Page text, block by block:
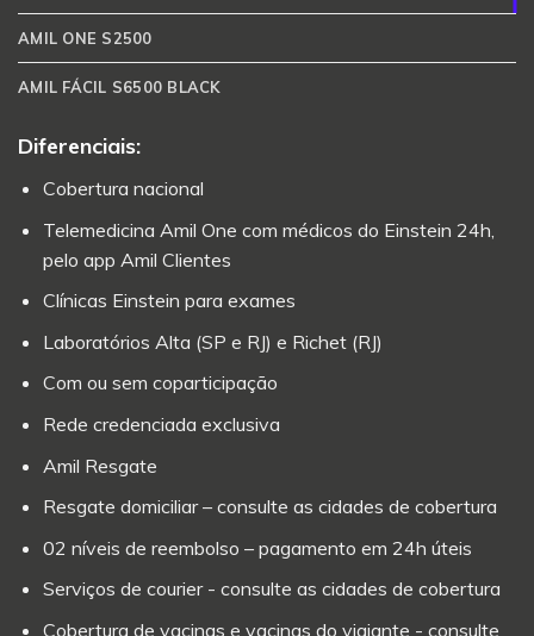
AMIL ONE S2500
AMIL FÁCIL S6500 BLACK
Diferenciais:
Cobertura nacional
Telemedicina Amil One com médicos do Einstein 24h,
pelo app Amil Clientes
Clínicas Einstein para exames
Laboratórios Alta (SP e RJ) e Richet (RJ)
Com ou sem coparticipação
Rede credenciada exclusiva
Amil Resgate
Resgate domiciliar – consulte as cidades de cobertura
02 níveis de reembolso – pagamento em 24h úteis
Serviços de courier - consulte as cidades de cobertura
Cobertura de vacinas e vacinas do viajante - consulte